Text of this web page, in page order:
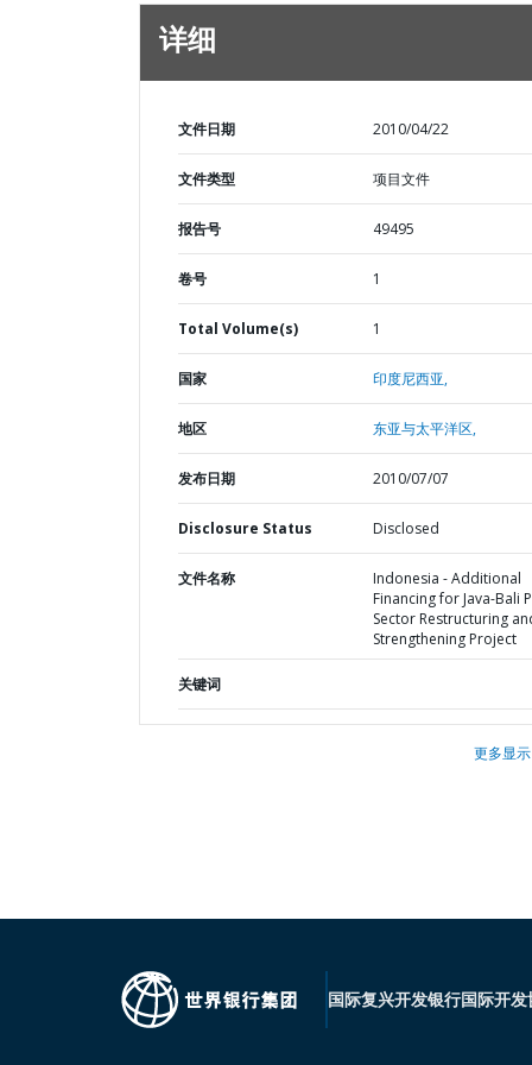
详细
文件日期 2010/04/22
文件类型 项目文件
报告号 49495
卷号 1
Total Volume(s) 1
国家 印度尼西亚,
地区 东亚与太平洋区,
发布日期 2010/07/07
Disclosure Status Disclosed
文件名称
Indonesia - Additional
Financing for Java-Bali
Sector Restructuring
Strengthening Project
关键词
更多显示
国际复兴开发银行国际开发